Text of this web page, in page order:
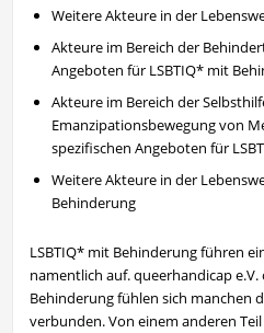
Weitere Akteure in der
Akteure im Bereich der
Angeboten für LSBTIQ* mit
Akteure im Bereich der
Emanzipationsbewegung von
spezifischen Angeboten für
Weitere Akteure in der
Behinderung
LSBTIQ* mit Behinderung führen
namentlich auf. queerhandicap
Behinderung fühlen sich manchen
verbunden. Von einem anderen